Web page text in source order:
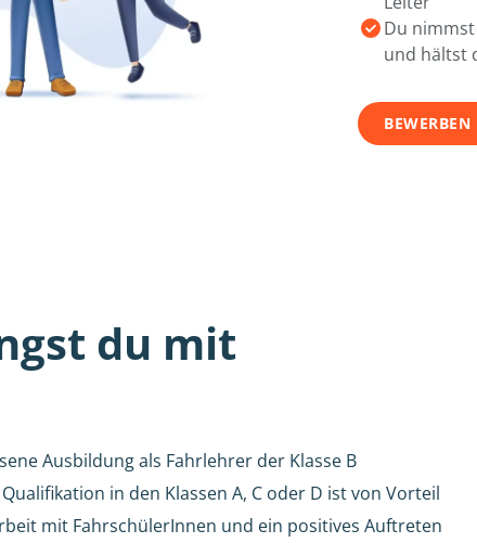
Du
und hältst
du mit
Ausbildung als Fahrlehrer der Klasse B
in den Klassen A, C oder D ist von Vorteil
mit FahrschülerInnen und ein positives Auftreten